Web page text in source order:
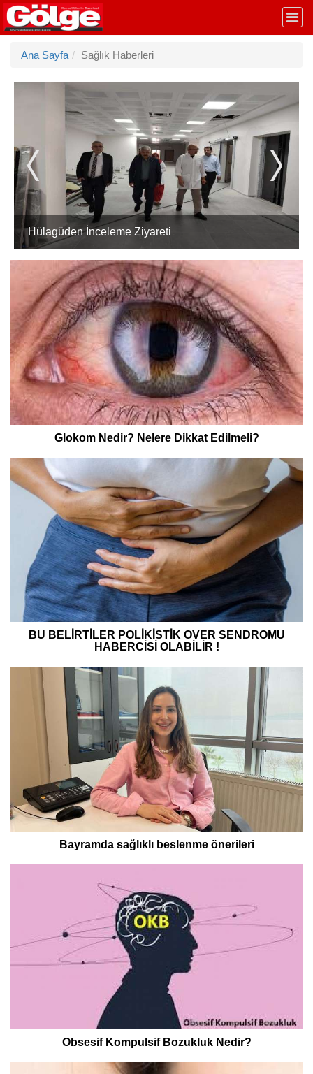
Ana Sayfa Sağlık Haberleri
Çayırova Belediyesi, Minik Lina’nın yanında
Glokom Nedir? Nelere Dikkat Edilmeli?
BU BELİRTİLER POLİKİSTİK OVER SENDROMU
HABERCİSİ OLABİLİR !
Bayramda sağlıklı beslenme önerileri
Obsesif Kompulsif Bozukluk Nedir?